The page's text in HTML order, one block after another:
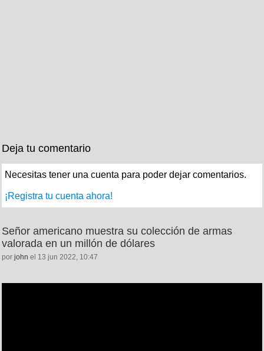
Deja tu comentario
Necesitas tener una cuenta para poder dejar comentarios.
¡Registra tu cuenta ahora!
Señor americano muestra su colección de armas
valorada en un millón de dólares
por john el 13 jun 2022, 10:47